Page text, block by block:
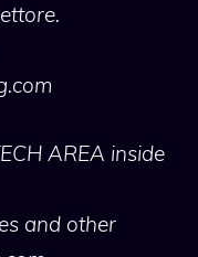
AREA inside
and other